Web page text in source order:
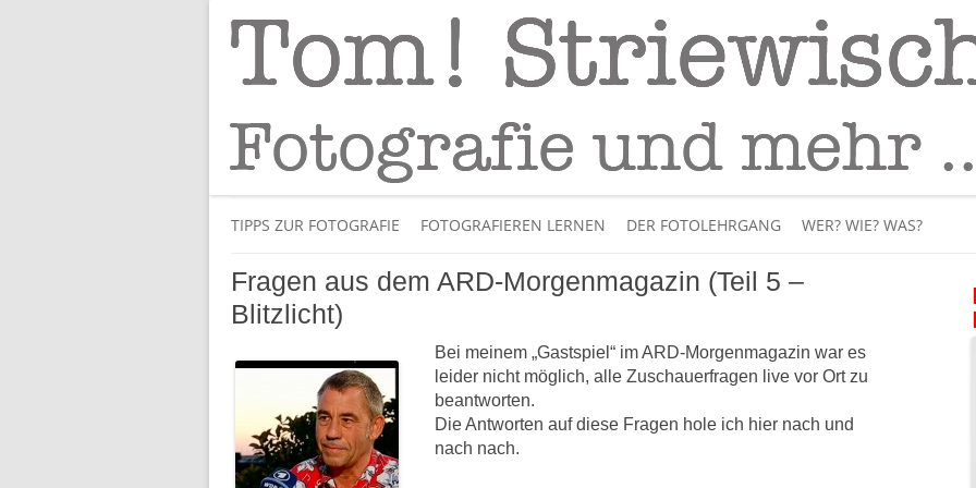
Tom! Striewisch – Fotografieren lernen
Tipps und Tricks und Meinungen zur Fotografie
to
TIPPS ZUR FOTOGRAFIE FOTOGRAFIEREN LERNEN DER FOTOLEHRGANG WER? WIE? WAS?
PANORAMAFOTOGRAFIE
VIDEOS UND LEHRFILME
Fragen aus dem ARD-Morgenmagazin (Teil 5 –
Blitzlicht)
Bei meinem „Gastspiel“ im ARD-Morgenmagazin war es
leider nicht möglich, alle Zuschauerfragen live vor Ort zu
beantworten.
Die Antworten auf diese Fragen hole ich hier nach und
nach nach.